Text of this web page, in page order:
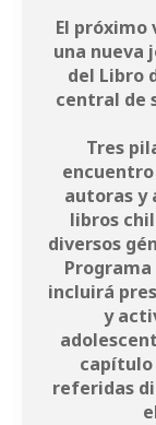
El próximo
una nueva
del Libro
central de
Tres
autoras y
libros
diversos
incluirá
y
capítulo
referidas